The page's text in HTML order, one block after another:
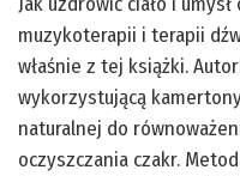
muzykoterapii i terapii
właśnie z tej książki.
wykorzystującą
naturalnej do
oczyszczania czakr.